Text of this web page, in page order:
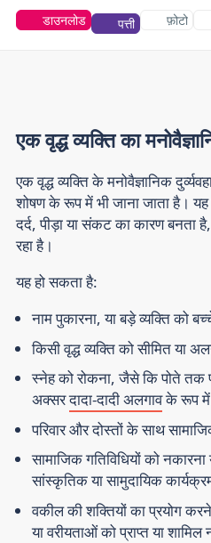
डाउनलोड
पत्ती फ़ोटो
एक वृद्ध व्यक्ति का
एक वृद्ध व्यक्ति के मनोवैज्ञानिक
शोषण के रूप में भी जाना जाता है। यह
दर्द, पीड़ा या संकट का कारण बनता
रहा है।
यह हो सकता है:
नाम पुकारना, या बड़े व्यक्ति को
किसी वृद्ध व्यक्ति को सीमित या
स्नेह को रोकना, जैसे कि पोते
अक्सरदादा-दादी अलगावके रूप में
परिवार और दोस्तों के साथ
सामाजिक गतिविधियों को
सांस्कृतिक या सामुदायिक
वकील की शक्तियों का प्रयोग
या वरीयताओं को प्राप्त या शामिल